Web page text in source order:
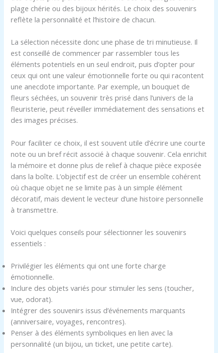
plage chérie ou des bijoux hérités. Le choix des souvenirs
reflète la personnalité et l’histoire de chacun.
La sélection nécessite donc une phase de tri minutieuse. Il
est conseillé de commencer par rassembler tous les
éléments potentiels en un seul endroit, puis d’opter pour
ceux qui ont une valeur émotionnelle forte ou qui racontent
une anecdote importante. Par exemple, un bouquet de
fleurs séchées, un souvenir très prisé dans l’univers de la
fleuristerie, peut réveiller immédiatement des sensations et
des images précises.
Pour faciliter ce choix, il est souvent utile d’écrire une courte
note ou un bref récit associé à chaque souvenir. Cela enrichit
la mémoire et donne plus de relief à chaque pièce exposée
dans la boîte. L’objectif est de créer un ensemble cohérent
où chaque objet ne se limite pas à un simple élément
décoratif, mais devient le vecteur d’une histoire personnelle
à transmettre.
Voici quelques conseils pour sélectionner les souvenirs
essentiels :
Privilégier les éléments qui ont une forte charge
émotionnelle.
Inclure des objets variés pour stimuler les sens (toucher,
vue, odorat).
Intégrer des souvenirs issus d’événements marquants
(anniversaire, voyages, rencontres).
Penser à des éléments symboliques en lien avec la
personnalité (un bijou, un ticket, une petite carte).